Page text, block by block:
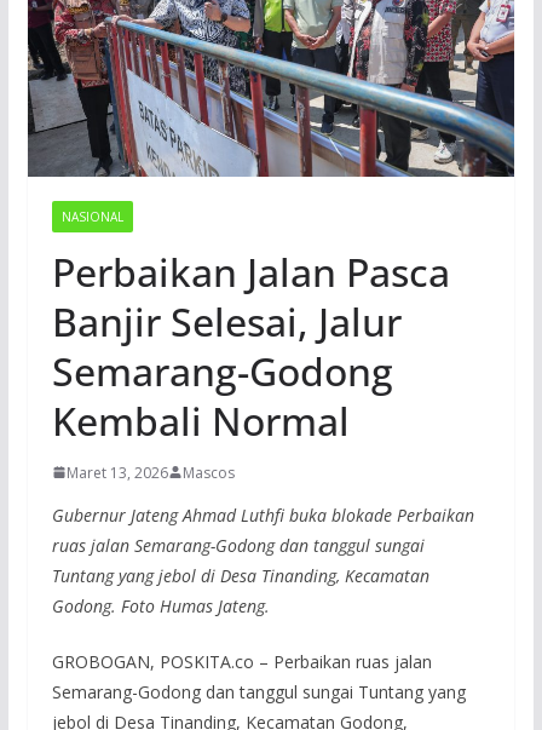
NASIONAL
Perbaikan Jalan Pasca
Banjir Selesai, Jalur
Semarang-Godong
Kembali Normal
Maret 13, 2026 Mascos
Gubernur Jateng Ahmad Luthfi buka blokade Perbaikan
ruas jalan Semarang-Godong dan tanggul sungai
Tuntang yang jebol di Desa Tinanding, Kecamatan
Godong. Foto Humas Jateng.
GROBOGAN, POSKITA.co – Perbaikan ruas jalan
Semarang-Godong dan tanggul sungai Tuntang yang
jebol di Desa Tinanding, Kecamatan Godong,